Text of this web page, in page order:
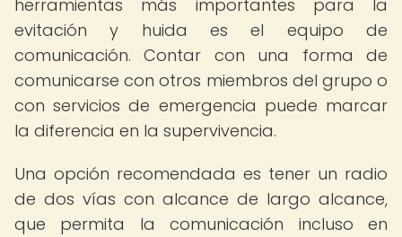
herramientas más importantes para la
evitación y huida es el equipo de
comunicación. Contar con una forma de
comunicarse con otros miembros del grupo o
con servicios de emergencia puede marcar
la diferencia en la supervivencia.
Una opción recomendada es tener un radio
de dos vías con alcance de largo alcance,
que permita la comunicación incluso en